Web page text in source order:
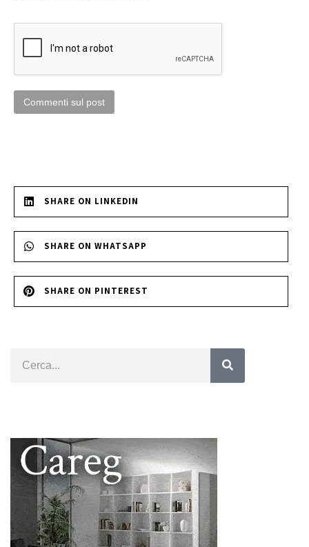
Commenti sul post
SHARE ON LINKEDIN
SHARE ON WHATSAPP
SHARE ON PINTEREST